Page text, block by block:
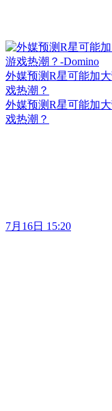
外媒预测R星可能加
戏热潮？
外媒预测R星可能加
戏热潮？
7月16日 15:20